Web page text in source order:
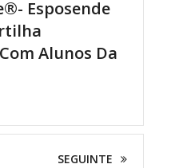
Esposende
Alunos Da
SEGUINTE